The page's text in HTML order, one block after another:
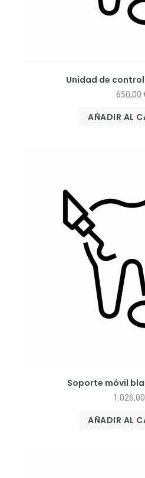
Unidad de control
650,00
AÑADIR AL
Soporte móvil
1.026,00
AÑADIR AL